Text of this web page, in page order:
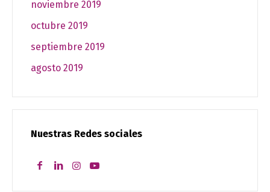
noviembre 2019
octubre 2019
septiembre 2019
agosto 2019
Nuestras Redes sociales